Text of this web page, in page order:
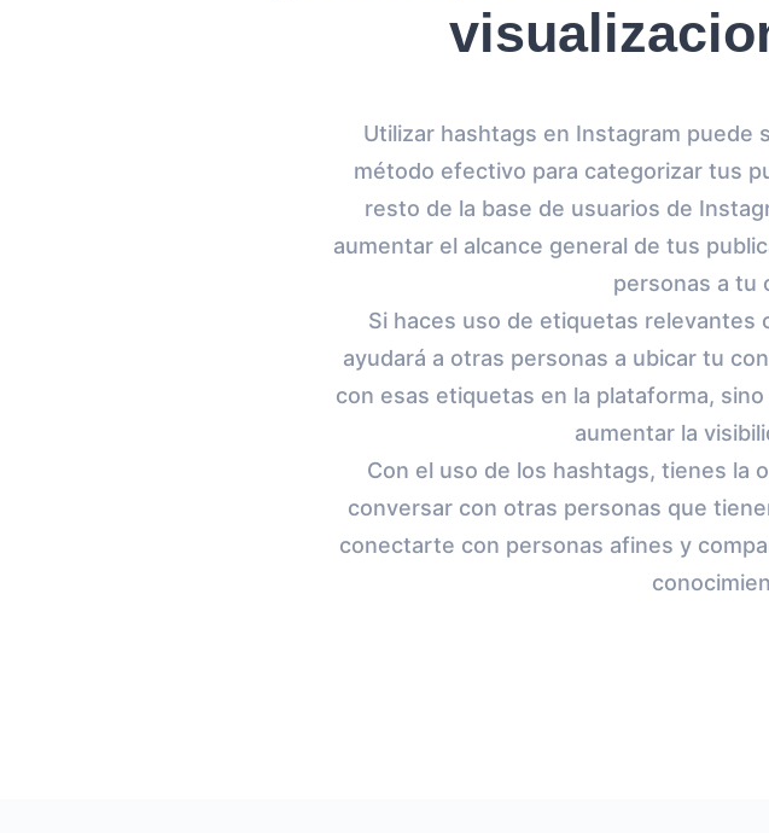
Utilizar hashtags en Instagram puede
método efectivo para categorizar tus
resto de la base de usuarios de
aumentar el alcance general de tus
personas a tu
Si haces uso de etiquetas relevantes
ayudará a otras personas a ubicar tu
con esas etiquetas en la plataforma,
aumentar la
Con el uso de los hashtags, tienes la
conversar con otras personas que
conectarte con personas afines y